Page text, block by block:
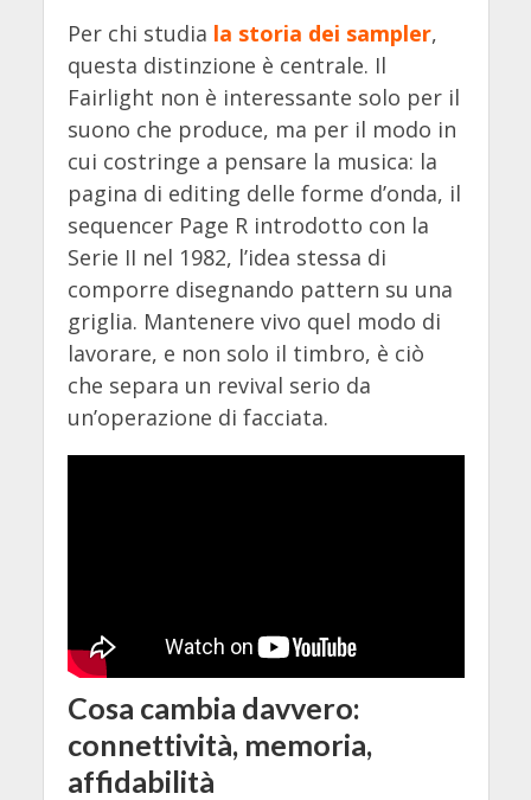
Per chi studia la storia dei sampler,
questa distinzione è centrale. Il
Fairlight non è interessante solo per il
suono che produce, ma per il modo in
cui costringe a pensare la musica: la
pagina di editing delle forme d’onda, il
sequencer Page R introdotto con la
Serie II nel 1982, l’idea stessa di
comporre disegnando pattern su una
griglia. Mantenere vivo quel modo di
lavorare, e non solo il timbro, è ciò
che separa un revival serio da
un’operazione di facciata.
Cosa cambia davvero:
connettività, memoria,
affidabilità